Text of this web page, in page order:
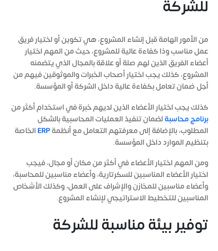
للشركة
من الأمور الهامة قبل إنشاء المشروع، هي تكوين أو اختيار فريق
عمل مناسب وذا كفاءة عالية للمشروع، حيث من المهم اختيار
أعضاء الفريق الذين لهم صلة أو علاقة بالمجال الذي يتضمنه
المشروع، كذلك يجب اختيار أصحاب الخبرات والموثوقين فيهم من
أجل ضمان تعامل بكفاءة عالية داخل الشركة أو المؤسسة.
كذلك يجب اختيار الأعضاء الذين لديهم خبرة في استخدام أكثر من
برنامج محاسبةلضمان تنفيذ العمليات المحاسبية بالشكل
المطلوب، بالإضافة إلى معرفتهم التعامل مع أنظمةERPالخاصة
بتنظيم الموارد داخل المؤسسة.
ومن المهم اختيار الأعضاء في أكثر من مكان أو مجال، فيجب
اختيار الأعضاء المناسبين للسكرتارية، وأعضاء مناسبين للمحاسبة،
وأعضاء مناسبين للمخازن والإشراف على العمل، وكذلك الأشخاص
المناسبين للتخطيط الاستراتيجي لإنشاء المشروع.
توفير بيئة مناسبة للشركة